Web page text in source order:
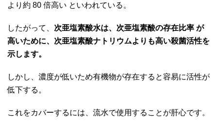
より約 80 倍高い といわれている。
したがって、 次亜塩素酸水は、次亜塩素酸の存在比率 が
高いために、次亜塩素酸ナトリウムよりも高い殺菌活性を
示します。
しかし、濃度が低いため有機物が存在すると容易に活性が
低下する。
これをカバーするには、流水で使用することが肝心です。